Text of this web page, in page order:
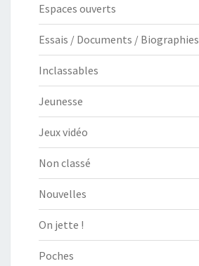
Espaces ouverts
Essais / Documents / Biographies
Inclassables
Jeunesse
Jeux vidéo
Non classé
Nouvelles
On jette !
Poches